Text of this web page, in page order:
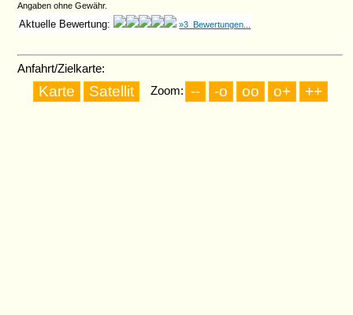
Angaben ohne Gewähr.
Aktuelle Bewertung: »3 Bewertungen...
Anfahrt/Zielkarte:
Zoom: